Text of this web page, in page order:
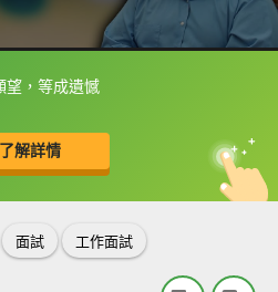
望，等成遺憾
了解詳情
可以直接查字典喔！
中
英
面試 工作面試